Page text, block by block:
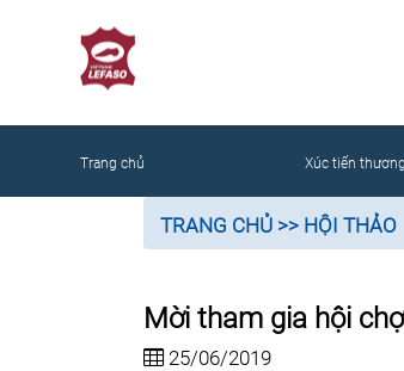
Trang chủ Xúc tiến
TRANG CHỦ >> HỘI THẢO
Mời tham gia hội
25/06/2019